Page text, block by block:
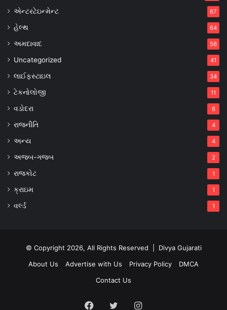
એન્ટરટેઇન્મેન્ટ 67
હેલ્થ 64
અમદાવાદ 56
Uncategorized 41
લાઈફસ્ટાઇલ 34
ટેકનોલોજી 11
વડોદરા 6
રાજનીતિ 4
અન્ય 4
અજબ-ગજબ 2
રાજકોટ 1
ક્રાઇમ 1
વર્લ્ડ 1
© Copyright 2026, All Rights Reserved | Divya Gujarati
About Us
Advertise with Us Privacy Policy
DMCA
Contact Us
Facebook
TwitterInstagram